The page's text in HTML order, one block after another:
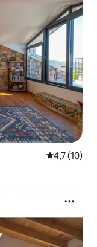
4,7 de uma
4,7 (10)